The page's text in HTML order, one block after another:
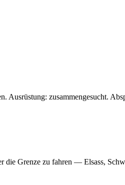
Ausrüstung: zusammengesucht.
die Grenze zu fahren — Elsass,